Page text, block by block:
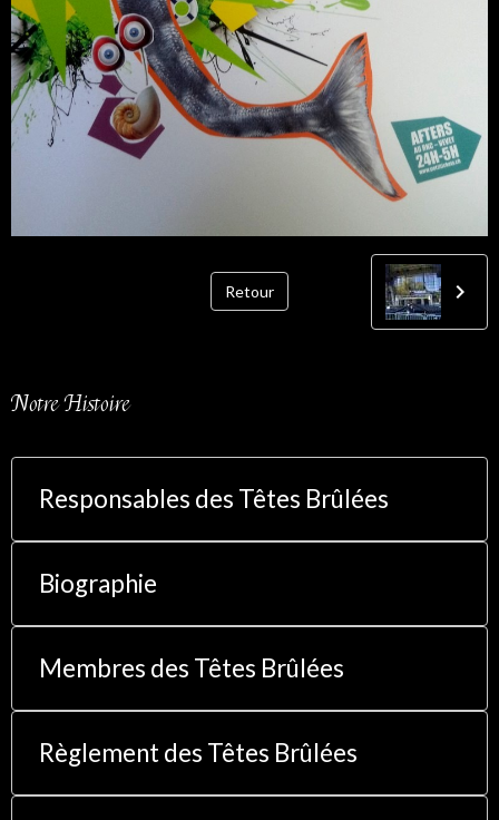
Retour
Notre Histoire
Responsables des Têtes Brûlées
Biographie
Membres des Têtes Brûlées
Règlement des Têtes Brûlées